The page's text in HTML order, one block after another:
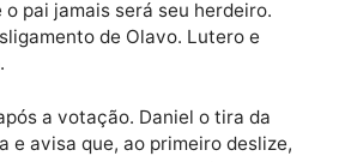
Eloísa. Taís sente raiva ao
beijando. Yvone confirma para
os brincos com Taís.
que pagou dois mil e duzentos